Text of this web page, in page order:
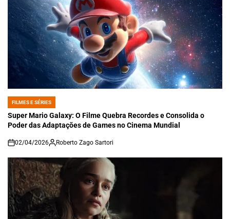
POSTED
IN
FILMES E SÉRIES
Super Mario Galaxy: O Filme Quebra Recordes e Consolida o
Poder das Adaptações de Games no Cinema Mundial
on
02/04/2026 Roberto Zago Sartori